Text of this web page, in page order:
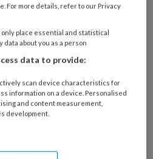
rijgeschiktheid van
enkele kanttekeningen
van het
is niet vermeld onder
welke artsen het is
For more details, refer to our Privacy
place essential and statistical
about you as a person
data to provide:
scan device characteristics for
information on a device. Personalised
and content measurement,
development.